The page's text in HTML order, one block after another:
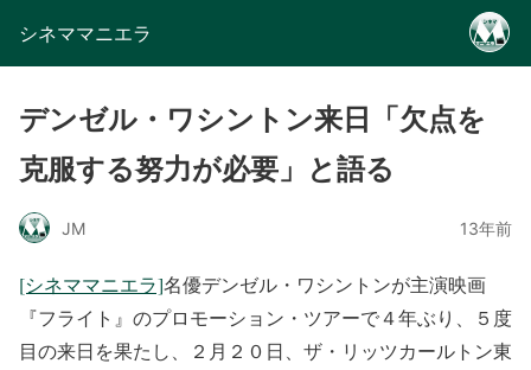
シネママニエラ
デンゼル・ワシントン来日「欠点を
克服する努力が必要」と語る
JM 13年前
[シネママニエラ]名優デンゼル・ワシントンが主演映画
『フライト』のプロモーション・ツアーで４年ぶり、５度
目の来日を果たし、２月２０日、ザ・リッツカールトン東